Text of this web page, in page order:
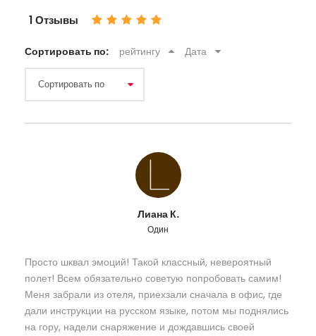
1 Отзывы
Сортировать по: рейтингу Дата
Лиана К.
Один
Просто шквал эмоций! Такой классный, невероятный
полет! Всем обязательно советую попробовать самим!
Меня забрали из отеля, приехзали сначала в офис, где
дали инструкции на русском языке, потом мы поднялись
на гору, надели снаряжение и дождавшись своей